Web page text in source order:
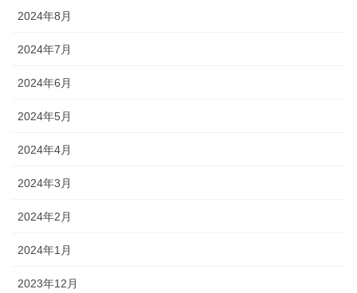
2024年8月
2024年7月
2024年6月
2024年5月
2024年4月
2024年3月
2024年2月
2024年1月
2023年12月